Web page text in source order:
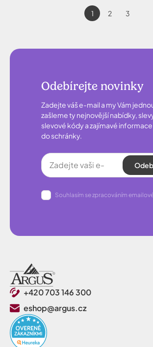
1 2 3
Odebírejte novinky
Zadejte váš e-mail a my Vám
zašleme ty nejnovější nabídky,
slevové kódy a zajímavé
do schránky.
Souhlasím se zpracováním
+420 703 146 300
eshop@argus.cz